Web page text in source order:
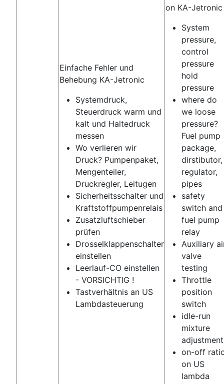
Einfache Fehler und
Behebung KA-Jetronic
Systemdruck,
Steuerdruck warm und
kalt und Haltedruck
messen
Wo verlieren wir
Druck? Pumpenpaket,
Mengenteiler,
Druckregler, Leitugen
Sicherheitsschalter und
Kraftstoffpumpenrelais
Zusatzluftschieber
prüfen
Drosselklappenschalter
einstellen
Leerlauf-CO einstellen
- VORSICHTIG !
Tastverhältnis an US
Lambdasteuerung
on KA-Jetronic
System
pressure,
control
pressure
hold
pressure
where do
we loose
pressure?
Fuel pump
package,
dirstibutor,
regulator,
pipes
safety
switch and
fuel pump
relay
Auxiliary
valve
testing
Throttle
position
switch
idle-run
mixture
adjustment
on-off
on US
lambda